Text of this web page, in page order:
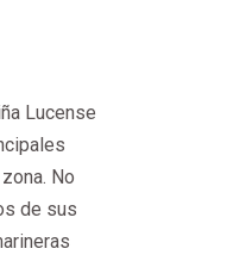
Lucense
No
de sus